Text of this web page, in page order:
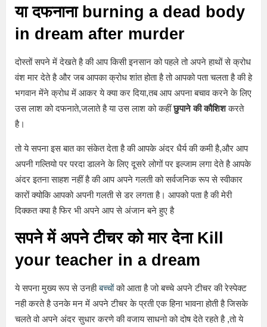
या दफनाना burning a dead body
in dream after murder
दोस्तों सपने में देखते है की आप किसी इनसान को पहले तो अपने हाथों से क्रोध
वंश मार देते है और जब आपका क्रोध शांत होता है तो आपको पता चलता है की हे
भगवान मेंने क्रोध में आकर ये क्या कर दिया,तब आप अपना बचाव करने के लिए
उस लाश को दफनाते,जलाते है या उस लाश को कहींछुपाने की कौशिशकरते
है।
तो ये सपना इस बात का संकेत देता है की आपके अंदर धैर्य की कमी है,और आप
अपनी गल्तियो पर परदा डालने के लिए दूसरे लोगों पर इल्जाम लगा देते है आपके
अंदर इतना साहश नहीं है की आप अपने गलती को सर्वजनिक रूप से स्वीकार
कारों क्योकि आपको अपनी गलती से डर लगता है। आपको पता है की मेरी
दिक्कत क्या है फिर भी अपने आप से अंजान बने हुए है
सपने में अपने टीचर को मार देना Kill
your teacher in a dream
ये सपना मुख्य रूप से उनहीबच्चोंको आता है जो बच्चे अपने टीचर की रेस्पेक्ट
नही करते है उनके मन में अपने टीचर के प्रती एक हिना भावना होती है जिसके
चलते वो अपने अंदर सुधार करणे की वजाय साधनो को दोष देते रहते है ,तो ये